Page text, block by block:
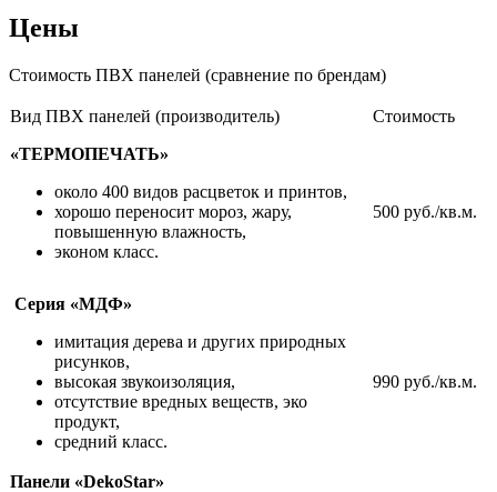
Цены
Стоимость ПВХ панелей (сравнение по брендам)
Вид ПВХ панелей (производитель)
Стоимость
«ТЕРМОПЕЧАТЬ»
около 400 видов расцветок и принтов,
хорошо переносит мороз, жару,
повышенную влажность,
эконом класс.
500 руб./кв.м.
Серия «МДФ»
имитация дерева и других природных
рисунков,
высокая звукоизоляция,
отсутствие вредных веществ, эко
продукт,
средний класс.
990 руб./кв.м.
Панели «DekoStar»